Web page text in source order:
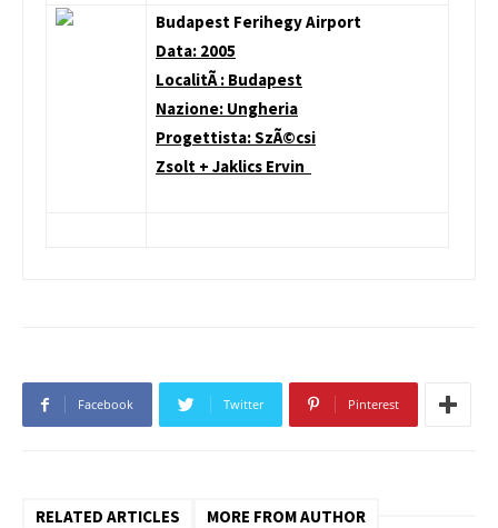
Budapest Ferihegy Airport
Data: 2005
LocalitÃ : Budapest
Nazione: Ungheria
Progettista: SzÃ©csi
Zsolt + Jaklics Ervin
Facebook Twitter Pinterest
RELATED ARTICLES MORE FROM AUTHOR